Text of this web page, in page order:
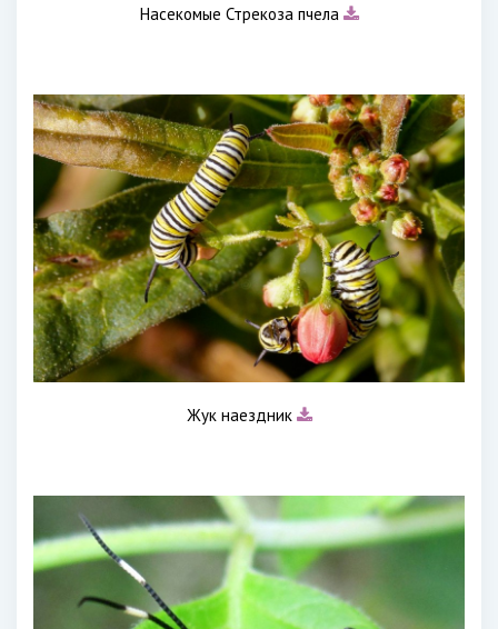
Насекомые Стрекоза пчела
Жук наездник